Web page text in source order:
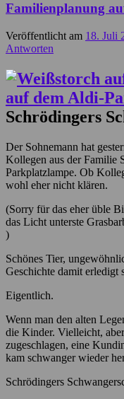
Familienplanung
Veröffentlicht am 18. Juli
Antworten
Schrödingers
Der Sohnemann hat
Kollegen aus der Familie
Parkplatzlampe. Ob
wohl eher nicht klären.
(Sorry für das eher üble
das Licht unterste
)
Schönes Tier,
Geschichte damit erledigt
Eigentlich.
Wenn man den alten
die Kinder. Vielleicht,
zugeschlagen, eine
kam schwanger wieder
Schrödingers